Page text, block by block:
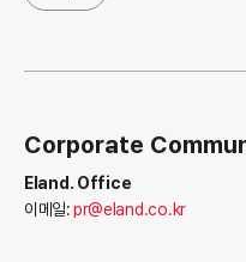
Corporate
Eland. Office
이메일:pr@eland.co.kr